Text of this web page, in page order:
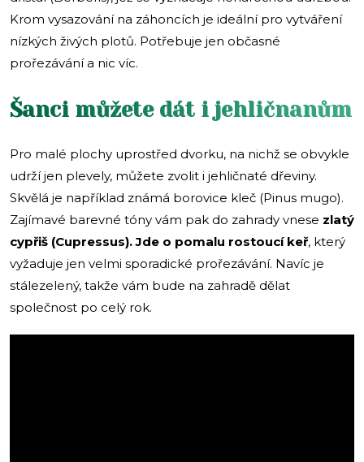
Krom vysazování na záhoncích je ideální pro vytváření
nízkých živých plotů. Potřebuje jen občasné
prořezávání a nic víc.
Šanci můžete dát i jehličnanům
Pro malé plochy uprostřed dvorku, na nichž se obvykle
udrží jen plevely, můžete zvolit i jehličnaté dřeviny.
Skvělá je například známá borovice kleč (Pinus mugo).
Zajímavé barevné tóny vám pak do zahrady vnese zlatý
cypřiš (Cupressus). Jde o pomalu rostoucí keř, který
vyžaduje jen velmi sporadické prořezávání. Navíc je
stálezelený, takže vám bude na zahradě dělat
společnost po celý rok.